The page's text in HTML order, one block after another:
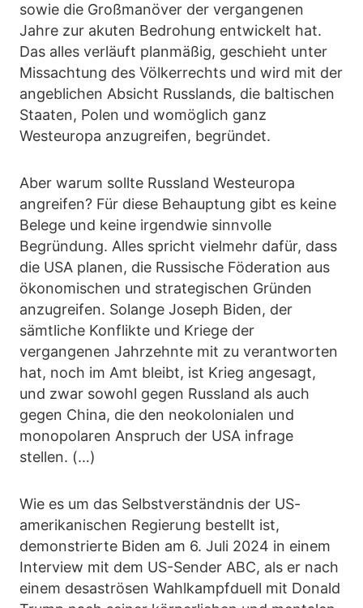
sowie die Großmanöver der vergangenen
Jahre zur akuten Bedrohung entwickelt hat.
Das alles verläuft planmäßig, geschieht unter
Missachtung des Völkerrechts und wird mit der
angeblichen Absicht Russlands, die baltischen
Staaten, Polen und womöglich ganz
Westeuropa anzugreifen, begründet.
Aber warum sollte Russland Westeuropa
angreifen? Für diese Behauptung gibt es keine
Belege und keine irgendwie sinnvolle
Begründung. Alles spricht vielmehr dafür, dass
die USA planen, die Russische Föderation aus
ökonomischen und strategischen Gründen
anzugreifen. Solange Joseph Biden, der
sämtliche Konflikte und Kriege der
vergangenen Jahrzehnte mit zu verantworten
hat, noch im Amt bleibt, ist Krieg angesagt,
und zwar sowohl gegen Russland als auch
gegen China, die den neokolonialen und
monopolaren Anspruch der USA infrage
stellen. (…)
Wie es um das Selbstverständnis der US-
amerikanischen Regierung bestellt ist,
demonstrierte Biden am 6. Juli 2024 in einem
Interview mit dem US-Sender ABC, als er nach
einem desaströsen Wahlkampfduell mit Donald